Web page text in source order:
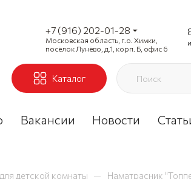
+7 (916) 202-01-28
Московская область, г.о. Химки,
посёлок Лунёво, д.1, корп. Б, офис 6
Каталог
Вакансии Новости
детской комнаты — Наматрасник